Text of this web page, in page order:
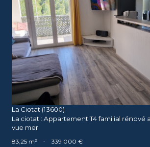
voir le bien
La Ciotat (13600)
La ciotat : Appartement T4 familial rénové
vue mer
83,25 m² - 339 000 €